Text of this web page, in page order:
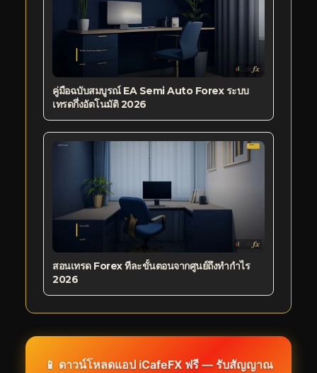
คู่มือฉบับสมบูรณ์ EA Semi Auto Forex ระบบ
เทรดกึ่งอัตโนมัติ 2026
สอนเทรด Forex ทีละขั้นตอนจากศูนย์ถึงทำกำไร
2026
📱 ดาวน์โหลดแอป iCafeFX ฟรี — รับสัญญาณ